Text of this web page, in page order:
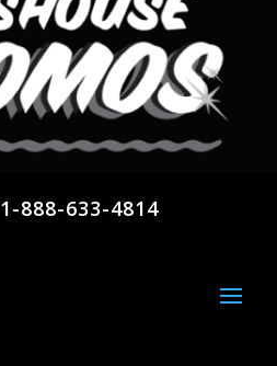
1-888-633-4814